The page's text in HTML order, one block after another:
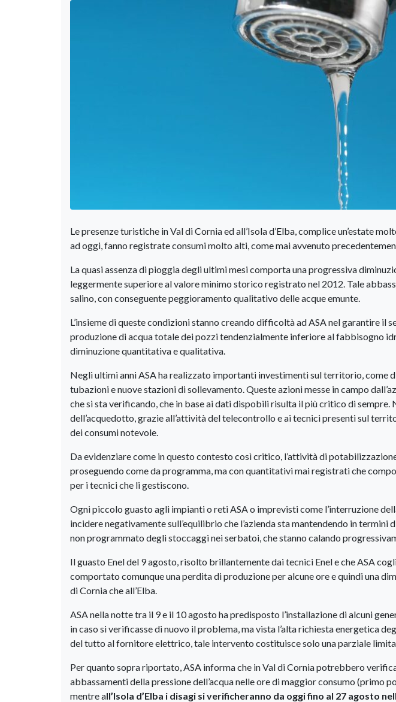
Le presenze turistiche in Val di Cornia ed all’Isola d’Elba, complice un’estate
ad oggi, fanno registrate consumi molto alti, come mai avvenuto
La quasi assenza di pioggia degli ultimi mesi comporta una progressiva
leggermente superiore al valore minimo storico registrato nel 2012. Tale
salino, con conseguente peggioramento qualitativo delle acque emunte.
L’insieme di queste condizioni stanno creando difficoltà ad ASA nel garantire il
produzione di acqua totale dei pozzi tendenzialmente inferiore al fabbisogno
diminuzione quantitativa e qualitativa.
Negli ultimi anni ASA ha realizzato importanti investimenti sul territorio, come
tubazioni e nuove stazioni di sollevamento. Queste azioni messe in campo
che si sta verificando, che in base ai dati dispobili risulta il più critico di
dell’acquedotto, grazie all’attività del telecontrollo e ai tecnici presenti sul
dei consumi notevole.
Da evidenziare come in questo contesto così critico, l’attività di
proseguendo come da programma, ma con quantitativi mai registrati che
per i tecnici che li gestiscono.
Ogni piccolo guasto agli impianti o reti ASA o imprevisti come l’interruzione
incidere negativamente sull’equilibrio che l’azienda sta mantendendo in
non programmato degli stoccaggi nei serbatoi, che stanno calando
Il guasto Enel del 9 agosto, risolto brillantemente dai tecnici Enel e che ASA
comportato comunque una perdita di produzione per alcune ore e quindi una
di Cornia che all’Elba.
ASA nella notte tra il 9 e il 10 agosto ha predisposto l’installazione di alcuni
in caso si verificasse di nuovo il problema, ma vista l’alta richiesta energetica
del tutto al fornitore elettrico, tale intervento costituisce solo una parziale
Per quanto sopra riportato, ASA informa che in Val di Cornia potrebbero
abbassamenti della pressione dell’acqua nelle ore di maggior consumo (primo
mentre all’Isola d’Elba i disagi si verificheranno da oggi fino al 27 agosto